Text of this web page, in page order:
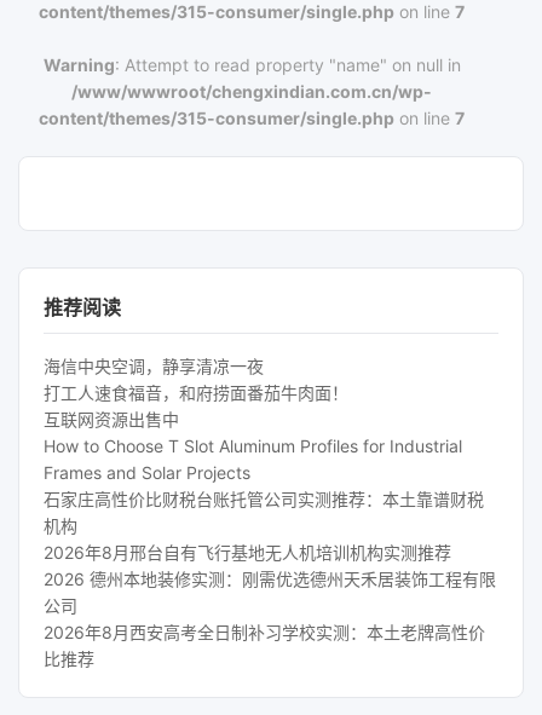
content/themes/315-consumer/single.php on line7
Warning: Attempt to read property "name" on null in
/www/wwwroot/chengxindian.com.cn/wp-
content/themes/315-consumer/single.php on line7
推荐阅读
海信中央空调，静享清凉一夜
打工人速食福音，和府捞面番茄牛肉面！
互联网资源出售中
How to Choose T Slot Aluminum Profiles for Industrial
Frames and Solar Projects
石家庄高性价比财税台账托管公司实测推荐：本土靠谱财税
机构
2026年8月邢台自有飞行基地无人机培训机构实测推荐
2026 德州本地装修实测：刚需优选德州天禾居装饰工程有限
公司
2026年8月西安高考全日制补习学校实测：本土老牌高性价
比推荐